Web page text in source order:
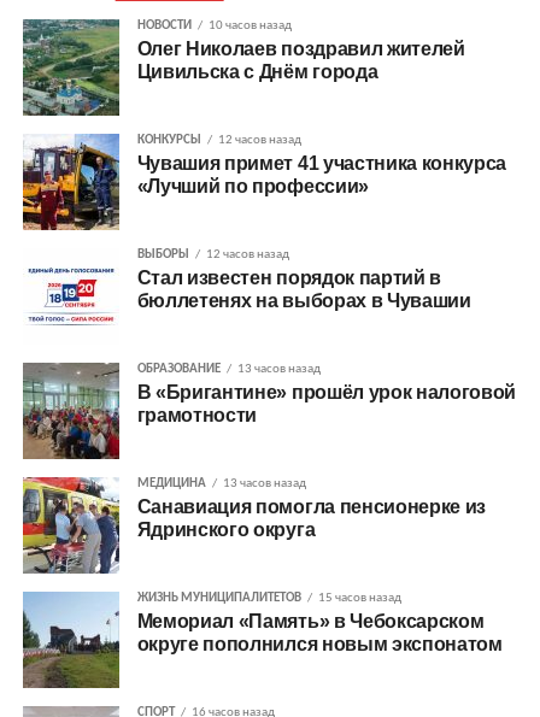
НОВОСТИ 10 часов назад
Олег Николаев поздравил жителей
Цивильска с Днём города
КОНКУРСЫ 12 часов назад
Чувашия примет 41 участника конкурса
«Лучший по профессии»
ВЫБОРЫ 12 часов назад
Стал известен порядок партий в
бюллетенях на выборах в Чувашии
ОБРАЗОВАНИЕ 13 часов назад
В «Бригантине» прошёл урок налоговой
грамотности
МЕДИЦИНА 13 часов назад
Санавиация помогла пенсионерке из
Ядринского округа
ЖИЗНЬ МУНИЦИПАЛИТЕТОВ 15 часов назад
Мемориал «Память» в Чебоксарском
округе пополнился новым экспонатом
СПОРТ 16 часов назад